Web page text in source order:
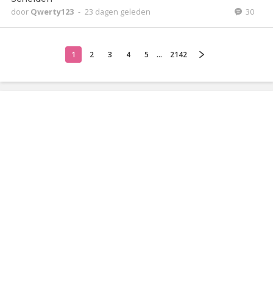
door Qwerty123 - 23 dagen geleden 30
1 2 3 4 5 ... 2142